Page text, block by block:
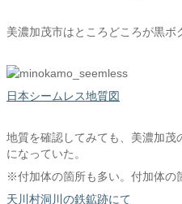
美濃加茂市はところどころが黒ボ
日本シームレス地質図
地質を確認してみても、美濃加
になっていた。
※付加体の箇所も多い。付加体の
天川村洞川の鉄鉱跡にて